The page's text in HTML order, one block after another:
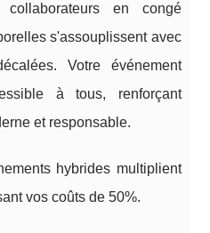
en congé
s'assouplissent avec
Votre événement
à tous, renforçant
et responsable.
hybrides multiplient
vos coûts de 50%.